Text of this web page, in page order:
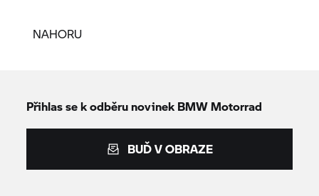
NAHORU
Přihlas se k odběru novinek BMW Motorrad
BUĎ V OBRAZE